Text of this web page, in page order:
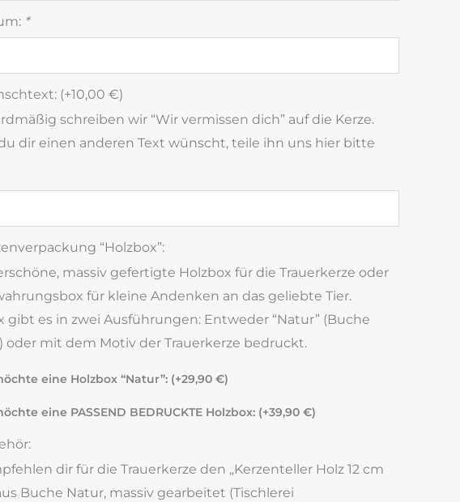
*
(+10,00€)
schreiben wir “Wir vermissen dich” auf die Kerze.
dir einen anderen Text wünscht, teile ihn uns hier bitte
“Holzbox”:
massiv gefertigte Holzbox für die Trauerkerze oder
für kleine Andenken an das geliebte Tier.
gibt es in zwei Ausführungen: Entweder “Natur” (Buche
oder mit dem Motiv der Trauerkerze bedruckt.
eine Holzbox “Natur”: (+29,90 €)
eine PASSEND BEDRUCKTE Holzbox: (+39,90 €)
dir für die Trauerkerze den „Kerzenteller Holz 12 cm
Buche Natur, massiv gearbeitet (Tischlerei